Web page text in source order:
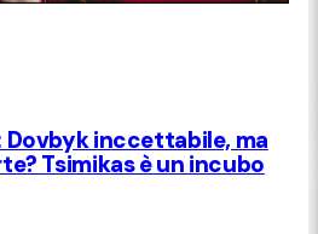
Dovbyk inccettabile, ma
Tsimikas è un incubo